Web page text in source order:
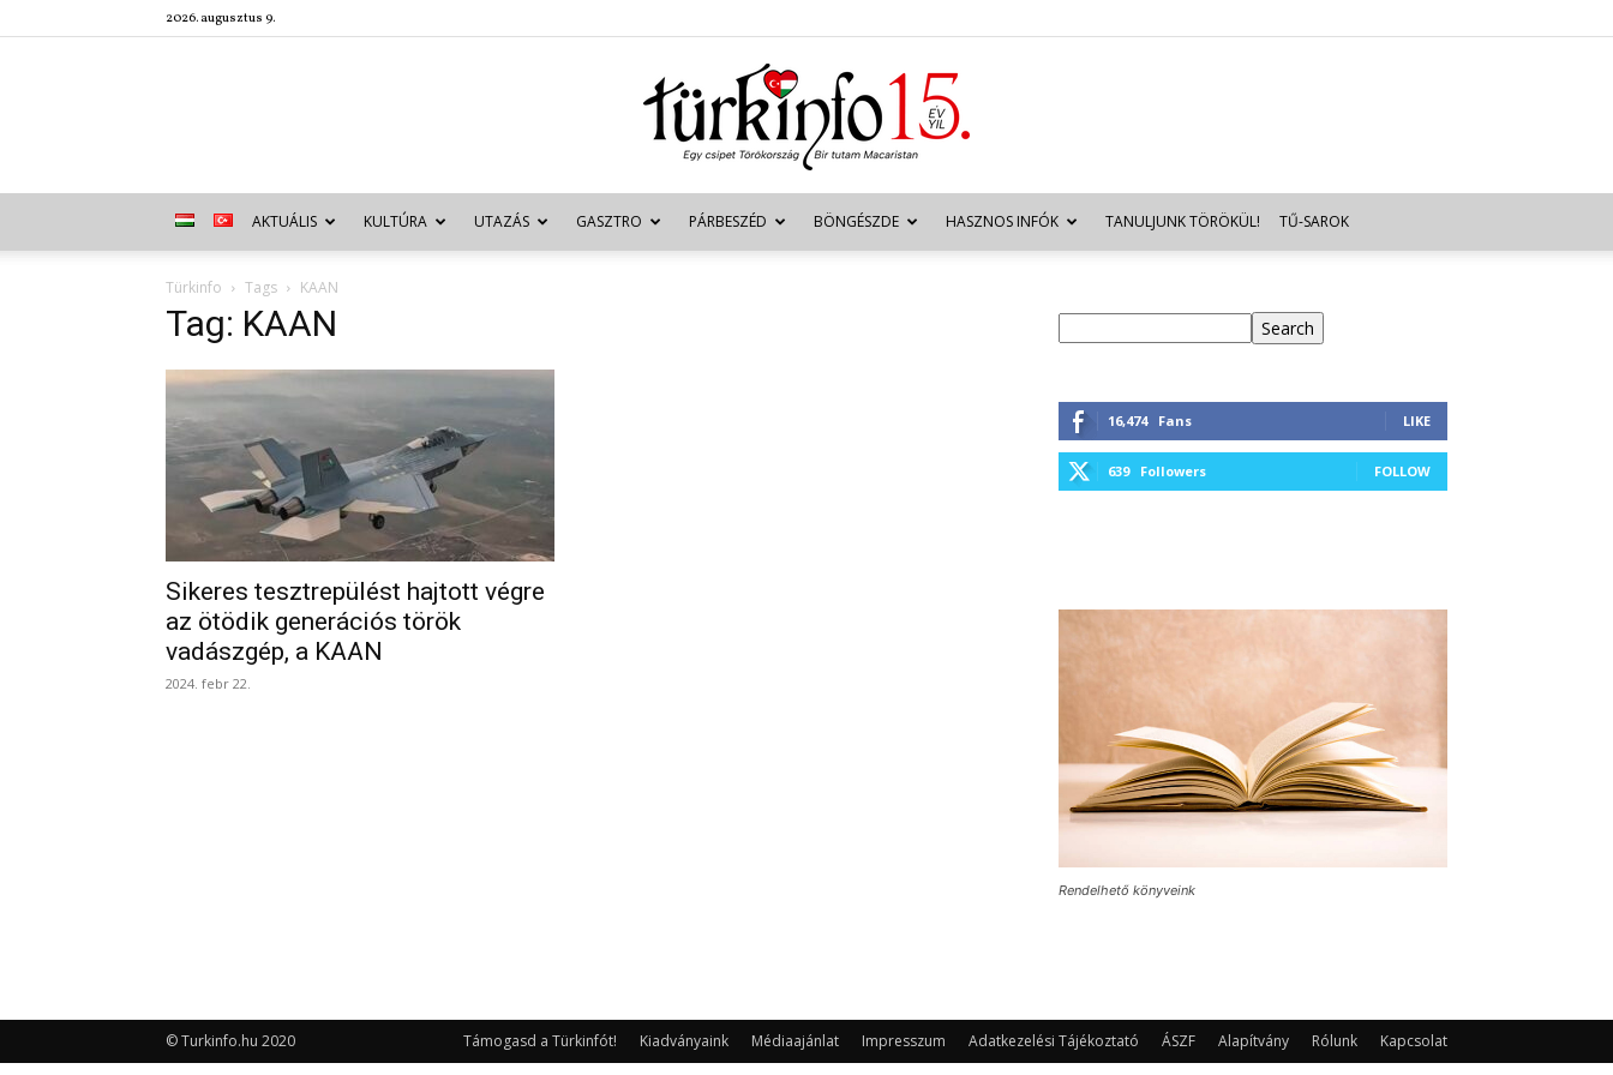
2026. augusztus 9.
Türkinfo
AKTUÁLIS KULTÚRA UTAZÁS GASZTRO PÁRBESZÉD BÖNGÉSZDE HASZNOS INFÓK TANULJUNK TÖRÖKÜL! TŰ-SAROK
Türkinfo Tags KAAN
Tag: KAAN
Sikeres tesztrepülést hajtott végre
az ötödik generációs török
vadászgép, a KAAN
2024. febr 22.
Search
16,474 Fans LIKE
639 Followers FOLLOW
Rendelhető könyveink
Támogasd a Türkinfót! Kiadványaink Médiaajánlat Impresszum Adatkezelési Tájékoztató ÁSZF Alapítvány Rólunk Kapcsolat
© Turkinfo.hu 2020